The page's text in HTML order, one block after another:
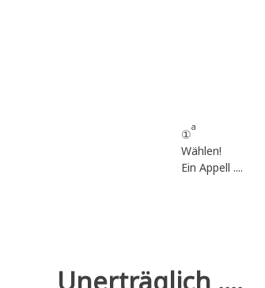
①
a
Wählen!
Ein Appell ....
Unerträglich ....